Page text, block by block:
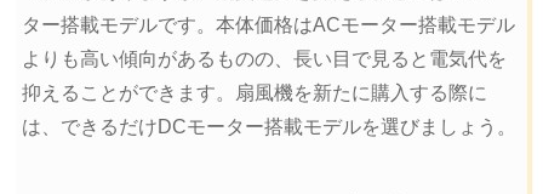
ター搭載モデルです。本体価格はACモーター搭載モデル
よりも高い傾向があるものの、長い目で見ると電気代を
抑えることができます。扇風機を新たに購入する際に
は、できるだけDCモーター搭載モデルを選びましょう。